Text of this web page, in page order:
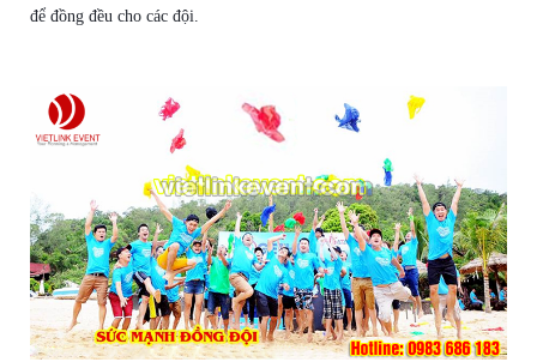
để đồng đều cho các đội.